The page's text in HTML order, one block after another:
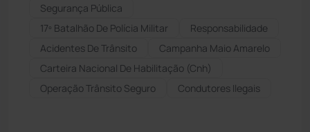
Segurança Pública
17º Batalhão De Polícia Militar
Responsabilidade
Acidentes De Trânsito
Campanha Maio Amarelo
Carteira Nacional De Habilitação (cnh)
Operação Trânsito Seguro
Condutores Ilegais